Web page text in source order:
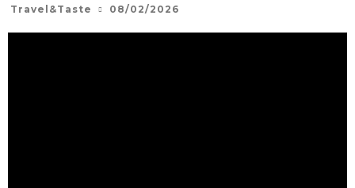
Travel&Taste 08/02/2026